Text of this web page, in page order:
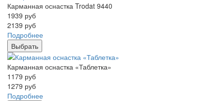
Карманная оснастка Trodat 9440
1939 руб
2139 руб
Подробнее
Выбрать
Карманная оснастка «Таблетка»
1179 руб
1279 руб
Подробнее